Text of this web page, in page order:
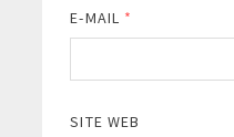
E-MAIL *
SITE WEB